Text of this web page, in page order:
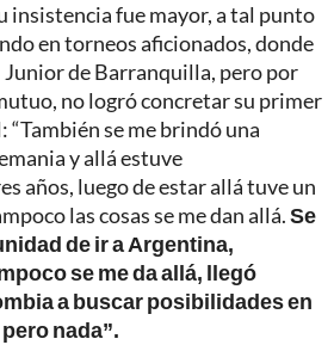
insistencia fue mayor, a tal punto
en torneos aficionados, donde
de Barranquilla, pero por
no logró concretar su primer
se me brindó una
y allá estuve
años, luego de estar allá tuve un
las cosas se me dan allá.Se
de ir a Argentina,
se me da allá, llegó
a buscar posibilidades en
nada”.